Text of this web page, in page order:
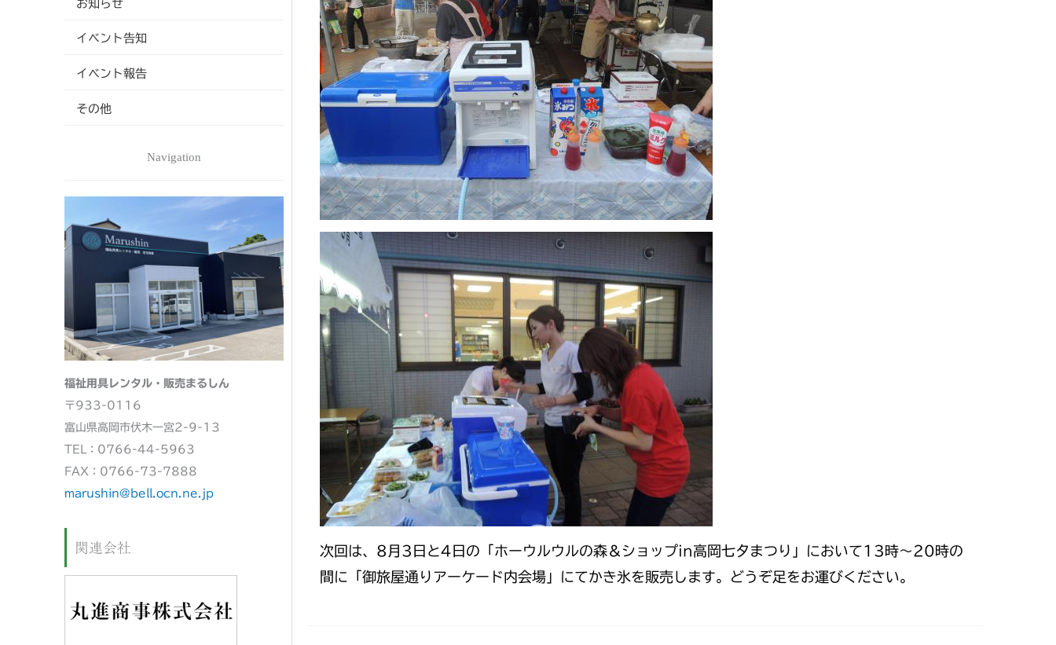
お知らせ
イベント告知
イベント報告
その他
Navigation
福祉用具レンタル・販売まるしん
〒933-0116
富山県高岡市伏木一宮2-9-13
TEL：0766-44-5963
FAX：0766-73-7888
marushin@bell.ocn.ne.jp
関連会社
次回は、8月3日と4日の「ホーウルウルの森＆ショップin高岡七夕まつり」において13時～20時の
間に「御旅屋通りアーケード内会場」にてかき氷を販売します。どうぞ足をお運びください。